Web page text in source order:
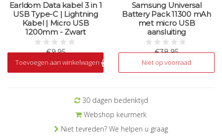
Earldom Data kabel 3 in 1
USB Type-C | Lightning
Kabel | Micro USB
1200mm - Zwart
€9,95
Op voorraad
Toevoegen aan winkelwagen
Samsung Universal
Battery Pack 11300 mAh
met micro USB
aansluiting
€38,95
Niet op voorraad
Niet op voorraad
30 dagen bedenktijd
Webshop keurmerk
Niet tevreden? We helpen u graag